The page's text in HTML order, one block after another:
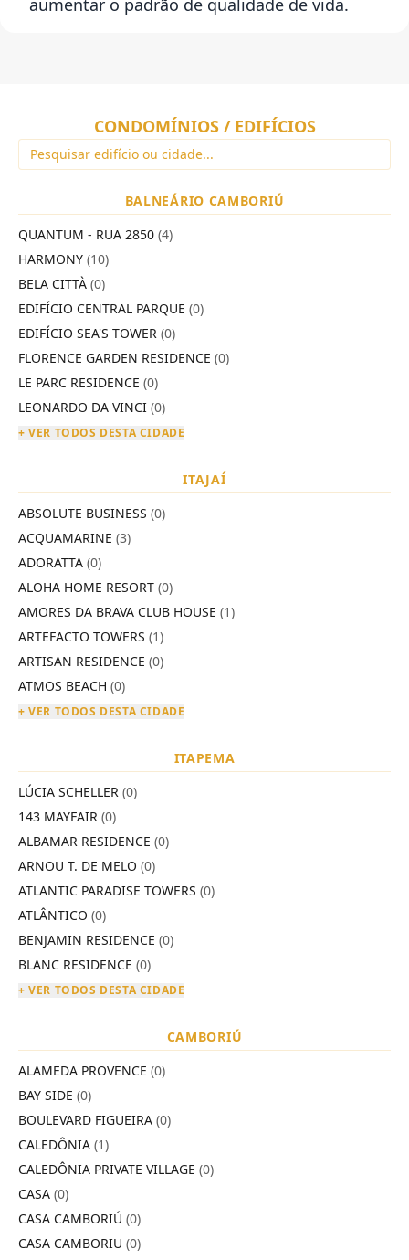
aumentar o padrão de qualidade de vida.
CONDOMÍNIOS / EDIFÍCIOS
BALNEÁRIO CAMBORIÚ
QUANTUM - RUA 2850 (4)
HARMONY (10)
BELA CITTÀ (0)
EDIFÍCIO CENTRAL PARQUE (0)
EDIFÍCIO SEA'S TOWER (0)
FLORENCE GARDEN RESIDENCE (0)
LE PARC RESIDENCE (0)
LEONARDO DA VINCI (0)
+ VER TODOS DESTA CIDADE
ITAJAÍ
ABSOLUTE BUSINESS (0)
ACQUAMARINE (3)
ADORATTA (0)
ALOHA HOME RESORT (0)
AMORES DA BRAVA CLUB HOUSE (1)
ARTEFACTO TOWERS (1)
ARTISAN RESIDENCE (0)
ATMOS BEACH (0)
+ VER TODOS DESTA CIDADE
ITAPEMA
LÚCIA SCHELLER (0)
143 MAYFAIR (0)
ALBAMAR RESIDENCE (0)
ARNOU T. DE MELO (0)
ATLANTIC PARADISE TOWERS (0)
ATLÂNTICO (0)
BENJAMIN RESIDENCE (0)
BLANC RESIDENCE (0)
+ VER TODOS DESTA CIDADE
CAMBORIÚ
ALAMEDA PROVENCE (0)
BAY SIDE (0)
BOULEVARD FIGUEIRA (0)
CALEDÔNIA (1)
CALEDÔNIA PRIVATE VILLAGE (0)
CASA (0)
CASA CAMBORIÚ (0)
CASA CAMBORIU (0)